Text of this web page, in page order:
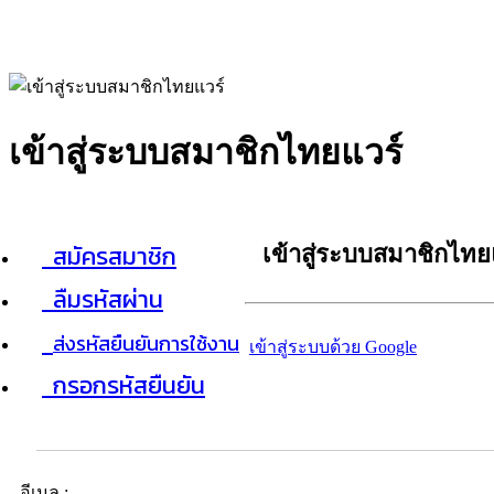
เข้าสู่ระบบสมาชิกไทยแวร์
สมัครสมาชิก
ลืมรหัสผ่าน
ส่งรหัสยืนยันการใช้งาน
กรอกรหัสยืนยัน
เข้าสู่ระบบสมาชิกไท
เข้าสู่ระบบด้วย Google